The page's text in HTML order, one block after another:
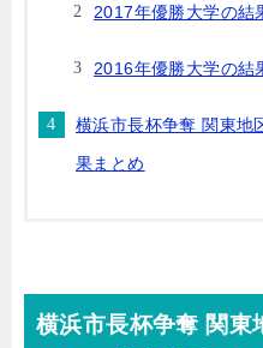
2017年優勝大学の結
2016年優勝大学の結
横浜市長杯争奪 関東地
果まとめ
横浜市長杯争奪 関東